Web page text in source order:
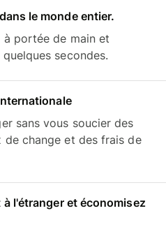
le monde entier.
à portée de main et
secondes.
sans vous soucier des
de change et des frais de
l'étranger et économisez